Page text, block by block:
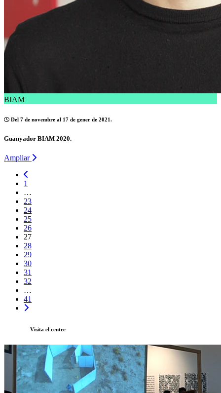
BIAM
Del 7 de novembre al 17 de gener de 2021.
Guanyador BIAM 2020.
Ampliar
1
…
23
24
25
26
27
28
29
30
31
32
…
41
Visita el centre